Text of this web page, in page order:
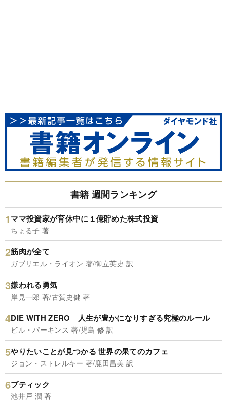
書籍 週間ランキング
ママ投資家が育休中に１億貯めた株式投資
ちょる子 著
筋肉が全て
ガブリエル・ライオン 著/御立英史 訳
嫌われる勇気
岸見一郎 著/古賀史健 著
DIE WITH ZERO 人生が豊かになりすぎる究極のルール
ビル・パーキンス 著/児島 修 訳
やりたいことが見つかる 世界の果てのカフェ
ジョン・ストレルキー 著/鹿田昌美 訳
ブティック
池井戸 潤 著